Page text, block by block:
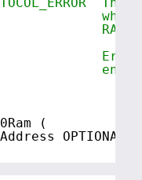
RAM
(
OPTIONAL